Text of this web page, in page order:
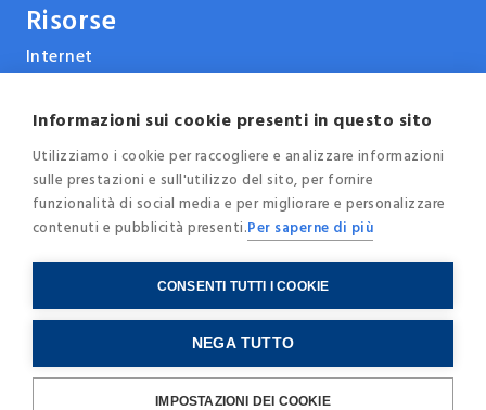
Risorse
Internet
Tecnologie
Report, pubblicazioni e documenti
Eventi e conferenze
News
© 2025 - Internet Society Italia -Privacy
Policy-Credits
C.F. / P.IVA
Informazioni sui cookie presenti in questo sito
Utilizziamo i cookie per raccogliere e analizzare informazioni
sulle prestazioni e sull'utilizzo del sito, per fornire
funzionalità di social media e per migliorare e personalizzare
contenuti e pubblicità presenti.Per saperne di più
CONSENTI TUTTI I COOKIE
NEGA TUTTO
IMPOSTAZIONI DEI COOKIE